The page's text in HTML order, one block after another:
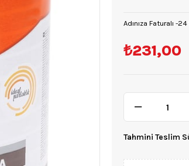
Adınıza Faturalı -
₺231,00
Tahmini Teslim